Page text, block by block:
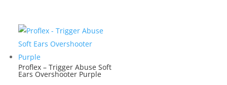
Proflex – Trigger Abuse Soft
Ears Overshooter Purple